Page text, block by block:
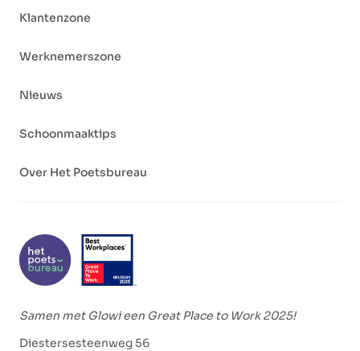
Samen met Glowi een Great Place to Work 2025!
Diestersesteenweg 56
Klantenzone
Werknemerszone
Nieuws
Schoonmaaktips
Over Het Poetsbureau